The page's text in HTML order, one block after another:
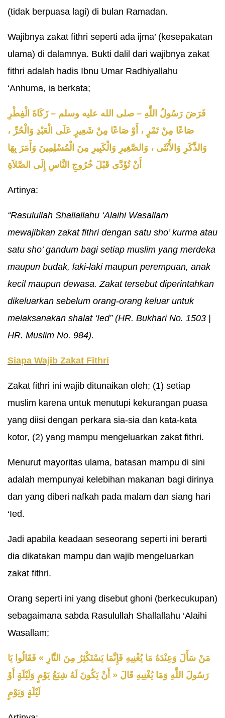
(tidak berpuasa lagi) di bulan Ramadan.
Wajibnya zakat fithri seperti ada ijma’ (kesepakatan
ulama) di dalamnya. Bukti dalil dari wajibnya zakat
fithri adalah hadis Ibnu Umar Radhiyallahu
‘Anhuma, ia berkata;
فَرَضَ رَسُولُ اللَّهِ – صلى الله عليه وسلم – زَكَاةَ الْفِطْرِ
صَاعًا مِنْ تَمْرٍ ، أَوْ صَاعًا مِنْ شَعِيرٍ عَلَى الْعَبْدِ وَالْحُرِّ ،
وَالذَّكَرِ وَالأُنْثَى ، وَالصَّغِيرِ وَالْكَبِيرِ مِنَ الْمُسْلِمِينَ وَأَمَرَ بِهَا
أَنْ تُؤَدَّى قَبْلَ خُرُوجِ النَّاسِ إِلَى الصَّلاَةِ
Artinya:
“Rasulullah Shallallahu ‘Alaihi Wasallam
mewajibkan zakat fithri dengan satu sho’ kurma atau
satu sho’ gandum bagi setiap muslim yang merdeka
maupun budak, laki-laki maupun perempuan, anak
kecil maupun dewasa. Zakat tersebut diperintahkan
dikeluarkan sebelum orang-orang keluar untuk
melaksanakan shalat ‘Ied” (HR. Bukhari No. 1503 |
HR. Muslim No. 984).
Siapa Wajib Zakat Fithri
Zakat fithri ini wajib ditunaikan oleh; (1) setiap
muslim karena untuk menutupi kekurangan puasa
yang diisi dengan perkara sia-sia dan kata-kata
kotor, (2) yang mampu mengeluarkan zakat fithri.
Menurut mayoritas ulama, batasan mampu di sini
adalah mempunyai kelebihan makanan bagi dirinya
dan yang diberi nafkah pada malam dan siang hari
‘Ied.
Jadi apabila keadaan seseorang seperti ini berarti
dia dikatakan mampu dan wajib mengeluarkan
zakat fithri.
Orang seperti ini yang disebut ghoni (berkecukupan)
sebagaimana sabda Rasulullah Shallallahu ‘Alaihi
Wasallam;
مَنْ سَأَلَ وَعِنْدَهُ مَا يُغْنِيهِ فَإِنَّمَا يَسْتَكْثِرُ مِنَ النَّارِ » فَقَالُوا يَا
رَسُولَ اللَّهِ وَمَا يُغْنِيهِ قَالَ « أَنْ يَكُونَ لَهُ شِبَعُ يَوْمٍ وَلَيْلَةٍ أَوْ
لَيْلَةٍ وَيَوْمٍ